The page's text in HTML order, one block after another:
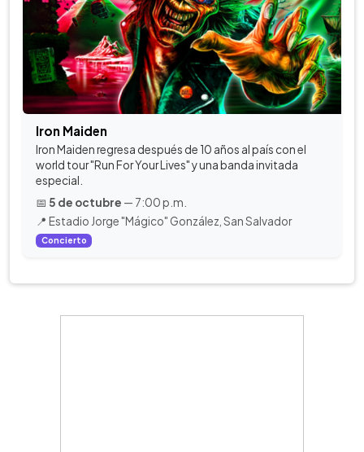
Iron Maiden
Iron Maiden regresa después de 10 años al país con el
world tour "Run For Your Lives" y una banda invitada
especial.
📅 5 de octubre — 7:00 p.m.
📍 Estadio Jorge "Mágico" González, San Salvador
Concierto